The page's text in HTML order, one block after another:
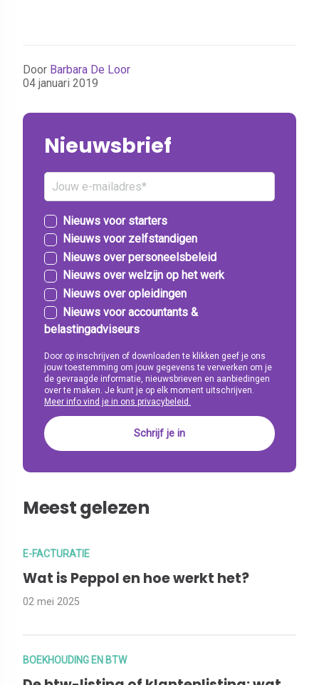
Door Barbara De Loor
04 januari 2019
Nieuwsbrief
Nieuws voor starters
Nieuws voor zelfstandigen
Nieuws over personeelsbeleid
Nieuws over welzijn op het werk
Nieuws over opleidingen
Nieuws voor accountants &
belastingadviseurs
Door op inschrijven of downloaden te klikken geef je ons
jouw toestemming om jouw gegevens te verwerken om je
de gevraagde informatie, nieuwsbrieven en aanbiedingen
over te maken. Je kunt je op elk moment uitschrijven.
Meer info vind je in ons privacybeleid.
Meest gelezen
E-FACTURATIE
Wat is Peppol en hoe werkt het?
02 mei 2025
BOEKHOUDING EN BTW